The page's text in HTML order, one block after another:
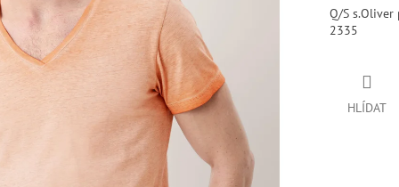
Q/S
2335
HLÍDAT